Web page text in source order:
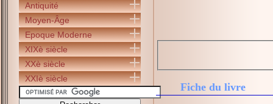
Antiquité
Moyen-Âge
Epoque Moderne
XIXè siècle
XXè siècle
XXIè siècle
Fiche du livre